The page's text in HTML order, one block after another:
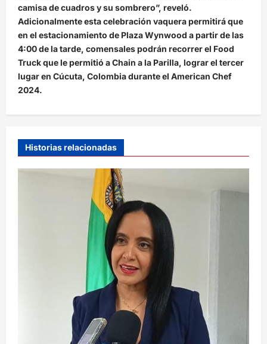
camisa de cuadros y su sombrero”, reveló.
Adicionalmente esta celebración vaquera permitirá que
en el estacionamiento de Plaza Wynwood a partir de las
4:00 de la tarde, comensales podrán recorrer el Food
Truck que le permitió a Chain a la Parilla, lograr el tercer
lugar en Cúcuta, Colombia durante el American Chef
2024.
Historias relacionadas